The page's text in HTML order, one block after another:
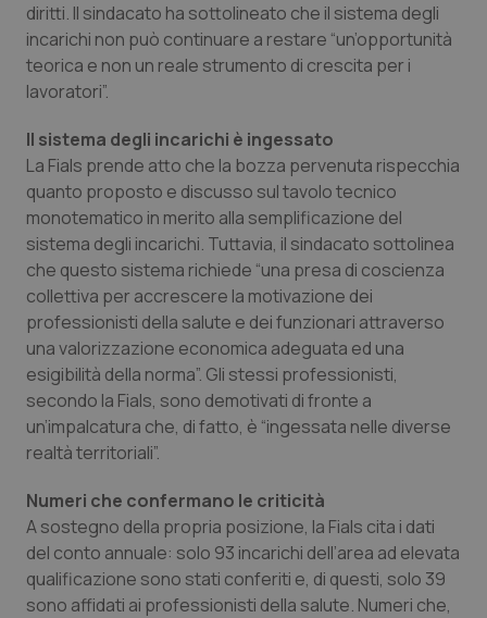
Emilia-Romagna
Friuli Venezia Giulia
Lazio
Liguria
Lombardia
Marche
Molise
Piemonte
Provincia Autonoma di Bolzano
Provincia Autonoma di Trento
Puglia
Colesterolo & coronaropatie
Dermatite Atopica
Diabete & glucometri
Disturbi dell’umore
Dolore
Donna & Salute
Epatiti
HIV
Infezioni & Febbre
Ipertensione & Scompenso
Malattie rare
diritti. Il sindacato ha sottolineato che il sistema degli
incarichi non può continuare a restare “un’opportunità
teorica e non un reale strumento di crescita per i
lavoratori”.
Il sistema degli incarichi è ingessato
La Fials prende atto che la bozza pervenuta rispecchia
quanto proposto e discusso sul tavolo tecnico
monotematico in merito alla semplificazione del
sistema degli incarichi. Tuttavia, il sindacato sottolinea
che questo sistema richiede “una presa di coscienza
collettiva per accrescere la motivazione dei
professionisti della salute e dei funzionari attraverso
una valorizzazione economica adeguata ed una
esigibilità della norma”. Gli stessi professionisti,
secondo la Fials, sono demotivati di fronte a
un’impalcatura che, di fatto, è “ingessata nelle diverse
realtà territoriali”.
Numeri che confermano le criticità
A sostegno della propria posizione, la Fials cita i dati
del conto annuale: solo 93 incarichi dell’area ad elevata
qualificazione sono stati conferiti e, di questi, solo 39
sono affidati ai professionisti della salute. Numeri che,